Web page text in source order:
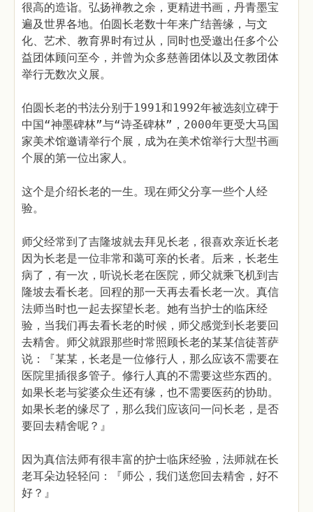
很高的造诣。弘扬禅教之余，更精进书画，丹青墨宝
遍及世界各地。伯圆长老数十年来广结善缘，与文
化、艺术、教育界时有过从，同时也受邀出任多个公
益团体顾问至今，并曾为众多慈善团体以及文教团体
举行无数次义展。
伯圆长老的书法分别于1991和1992年被选刻立碑于
中国“神墨碑林”与“诗圣碑林”，2000年更受大马国
家美术馆邀请举行个展，成为在美术馆举行大型书画
个展的第一位出家人。
这个是介绍长老的一生。现在师父分享一些个人经
验。
师父经常到了吉隆坡就去拜见长老，很喜欢亲近长老
因为长老是一位非常和蔼可亲的长者。后来，长老生
病了，有一次，听说长老在医院，师父就乘飞机到吉
隆坡去看长老。回程的那一天再去看长老一次。真信
法师当时也一起去探望长老。她有当护士的临床经
验，当我们再去看长老的时候，师父感觉到长老要回
去精舍。师父就跟那些时常照顾长老的某某信徒菩萨
说：『某某，长老是一位修行人，那么应该不需要在
医院里插很多管子。修行人真的不需要这些东西的。
如果长老与娑婆众生还有缘，也不需要医药的协助。
如果长老的缘尽了，那么我们应该问一问长老，是否
要回去精舍呢？』
因为真信法师有很丰富的护士临床经验，法师就在长
老耳朵边轻轻问：『师公，我们送您回去精舍，好不
好？』